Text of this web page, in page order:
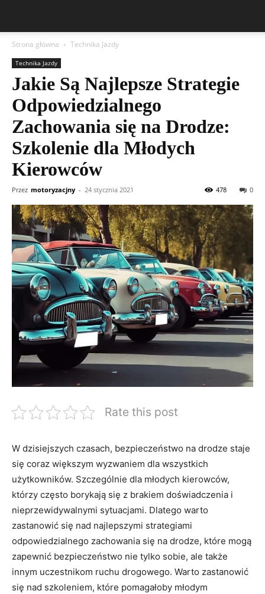
Strona główna Technika Jazdy
Technika Jazdy
Jakie Są Najlepsze Strategie
Odpowiedzialnego
Zachowania się na Drodze:
Szkolenie dla Młodych
Kierowców
Przez motoryzacjny - 24 stycznia 2021 0
478
Rate this post
W ​dzisiejszych czasach, bezpieczeństwo na drodze ⁣staje
się coraz większym wyzwaniem ⁢dla wszystkich⁤
użytkowników. ⁣Szczególnie‌ dla młodych kierowców,
którzy‌ często borykają się z brakiem doświadczenia i
‌nieprzewidywalnymi⁣ sytuacjami.⁢ Dlatego warto
zastanowić się nad‍ najlepszymi ⁤strategiami‍
odpowiedzialnego zachowania się na drodze, które‌ mogą
zapewnić bezpieczeństwo nie tylko sobie, ‍ale także
innym uczestnikom‍ ruchu drogowego. Warto zastanowić
się nad szkoleniem, ⁣które pomagałoby‌ młodym